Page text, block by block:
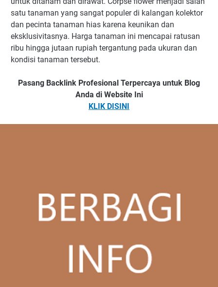
satu tanaman yang sangat populer di kalangan kolektor
dan pecinta tanaman hias karena keunikan dan
eksklusivitasnya. Harga tanaman ini mencapai ratusan
ribu hingga jutaan rupiah tergantung pada ukuran dan
kondisi tanaman tersebut.
Pasang Backlink Profesional Terpercaya untuk Blog
Anda di Website Ini
KLIK DISINI